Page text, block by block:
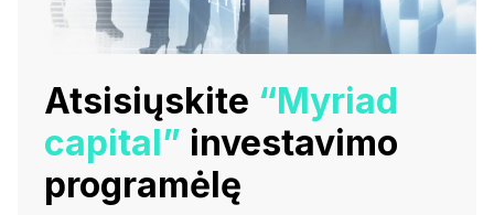
Atsisiųskite “Myriad
capital” investavimo
programėlę